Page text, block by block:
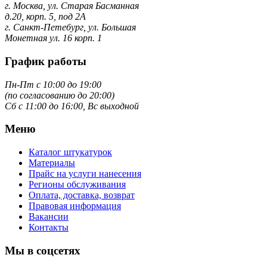
г. Москва, ул. Старая Басманная
д.20, корп. 5, под 2А
г. Санкт-Петебург, ул. Большая
Монетная ул. 16 корп. 1
График работы
Пн-Пт с 10:00 до 19:00
(по согласованию до 20:00)
Сб с 11:00 до 16:00, Вс выходной
Меню
Каталог штукатурок
Материалы
Прайс на услуги нанесения
Регионы обслуживания
Оплата, доставка, возврат
Правовая информация
Вакансии
Контакты
Мы в соцсетях